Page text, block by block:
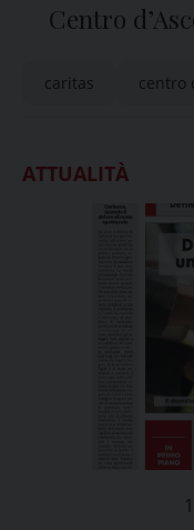
Centro
caritas centro
ATTUALITÀ